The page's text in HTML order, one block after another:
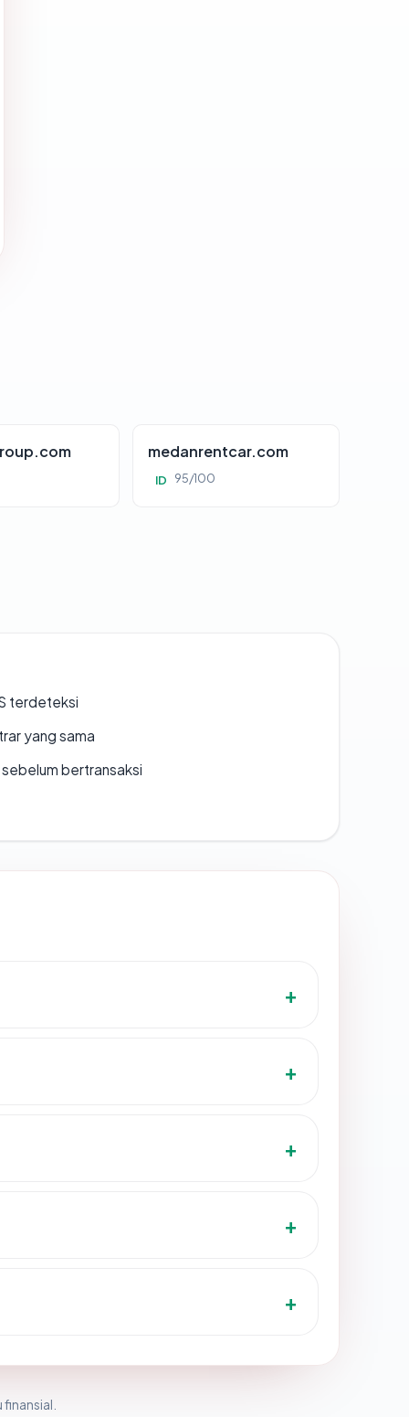
medanrentcar.com
ID 95/100
terdeteksi
yang sama
bertransaksi